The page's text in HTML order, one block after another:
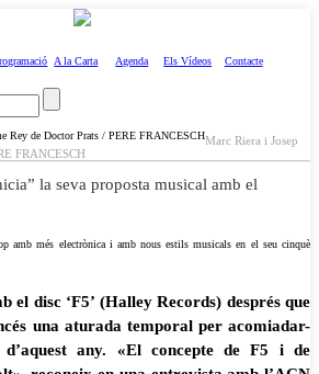
A la Carta Agenda Els Vídeos Contacte
Marc Riera i Josep
FRANCESCH
la seva proposta musical amb el
amb més electrònica i amb nous estils musicals en el seu cinquè
el disc ‘F5’ (Halley Records) després que
una aturada temporal per acomiadar-
any. «El concepte de F5 i de